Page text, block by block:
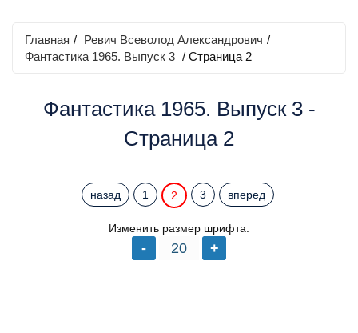
Главная / Ревич Всеволод Александрович /
Фантастика 1965. Выпуск 3 / Страница 2
Фантастика 1965. Выпуск 3 -
Страница 2
назад 1 2 3 вперед
Изменить размер шрифта: